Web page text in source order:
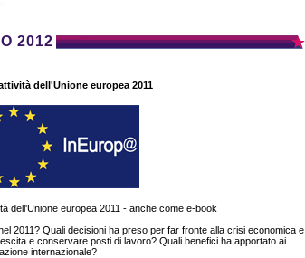
2012
dell'Unione europea 2011
dell'Unione europea 2011 - anche come e-book
2011? Quali decisioni ha preso per far fronte alla crisi economica e
e conservare posti di lavoro? Quali benefici ha apportato ai
internazionale?